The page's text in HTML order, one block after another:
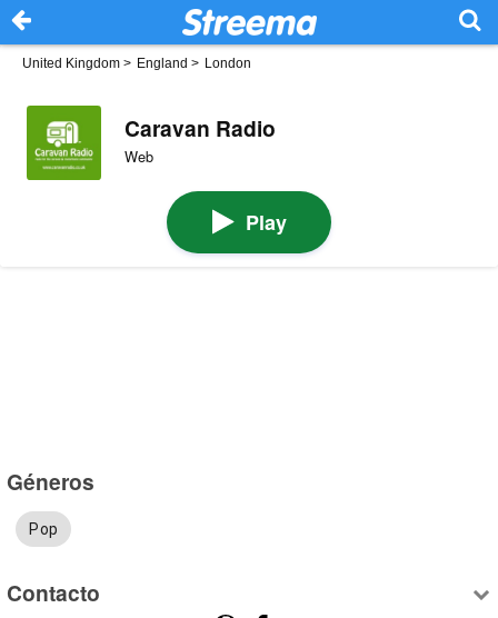
United Kingdom > England > London
Caravan Radio
Web
Play
Géneros
Pop
Contacto